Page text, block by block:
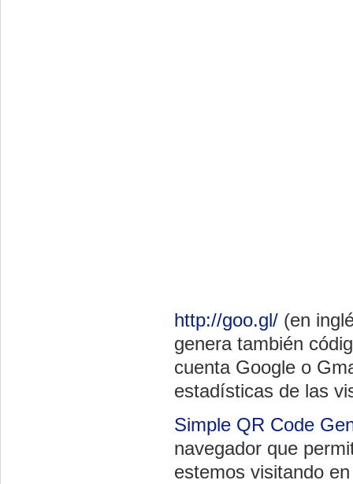
http://goo.gl/ (en
genera también
cuenta Google o
estadísticas de las
Simple QR Code
navegador que
estemos visitando